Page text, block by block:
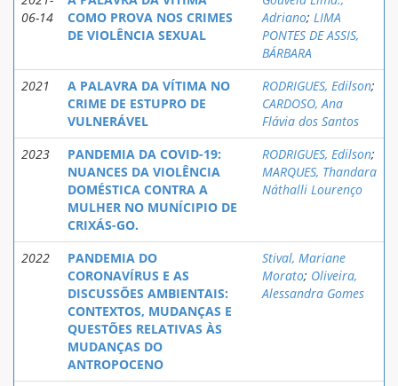
06-14
COMO PROVA NOS CRIMES
DE VIOLÊNCIA SEXUAL
Adriano; LIMA
PONTES DE ASSIS,
BÁRBARA
2021
A PALAVRA DA VÍTIMA NO
CRIME DE ESTUPRO DE
VULNERÁVEL
RODRIGUES, Edilson;
CARDOSO, Ana
Flávia dos Santos
2023
PANDEMIA DA COVID-19:
NUANCES DA VIOLÊNCIA
DOMÉSTICA CONTRA A
MULHER NO MUNÍCIPIO DE
CRIXÁS-GO.
RODRIGUES, Edilson;
MARQUES, Thandara
Náthalli Lourenço
2022
PANDEMIA DO
CORONAVÍRUS E AS
DISCUSSÕES AMBIENTAIS:
CONTEXTOS, MUDANÇAS E
QUESTÕES RELATIVAS ÀS
MUDANÇAS DO
ANTROPOCENO
Stival, Mariane
Morato; Oliveira,
Alessandra Gomes